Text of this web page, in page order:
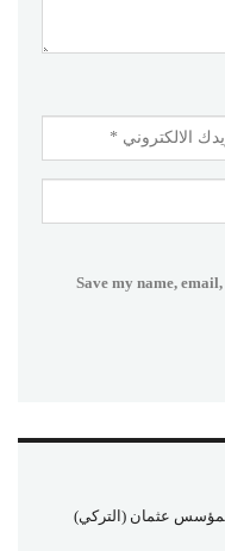
Save my name,
عثمان (التركي)